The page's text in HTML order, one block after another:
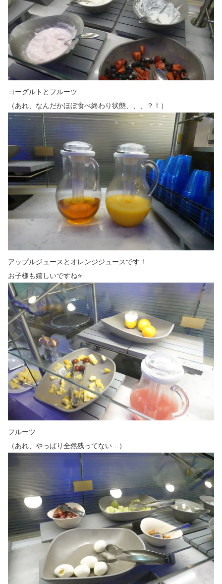
ヨーグルトとフルーツ
（あれ、なんだかほぼ食べ終わり状態、、、？！）
アップルジュースとオレンジジュースです！
お子様も嬉しいですね⭐️
フルーツ
（あれ、やっぱり全然残ってない…）